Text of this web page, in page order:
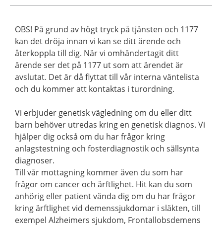
OBS! På grund av högt tryck på tjänsten och 1177
kan det dröja innan vi kan se ditt ärende och
återkoppla till dig. När vi omhändertagit ditt
ärende ser det på 1177 ut som att ärendet är
avslutat. Det är då flyttat till vår interna väntelista
och du kommer att kontaktas i turordning.
Vi erbjuder genetisk vägledning om du eller ditt
barn behöver utredas kring en genetisk diagnos. Vi
hjälper dig också om du har frågor kring
anlagstestning och fosterdiagnostik och sällsynta
diagnoser.
Till vår mottagning kommer även du som har
frågor om cancer och ärftlighet. Hit kan du som
anhörig eller patient vända dig om du har frågor
kring ärftlighet vid demenssjukdomar i släkten, till
exempel Alzheimers sjukdom, Frontallobsdemens